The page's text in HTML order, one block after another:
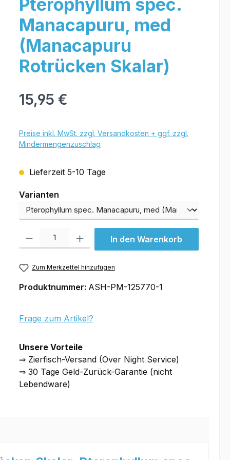
Pterophyllum spec.
Manacapuru, med
(Manacapuru
Rotrücken Skalar)
15,95 €
Preise inkl. MwSt. zzgl. Versandkosten + ggf. zzgl.
Mindermengenzuschlag
Lieferzeit 5-10 Tage
Varianten
Varianten
In den Warenkorb
Zum Merkzettel hinzufügen
Produktnummer: ASH-PM-125770-1
Frage zum Artikel?
Unsere Vorteile
⇒ Zierfisch-Versand (Over Night Service)
⇒ 30 Tage Geld-Zurück-Garantie (nicht
Lebendware)